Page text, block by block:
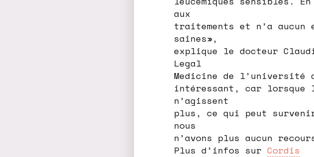
aux
traitements et n’a
saines»,
explique le docteur
Legal
Medicine de l’université
intéressant, car lorsque
n’agissent
plus, ce qui peut
nous
n’avons plus aucun
Plus d’infos sur Cordis